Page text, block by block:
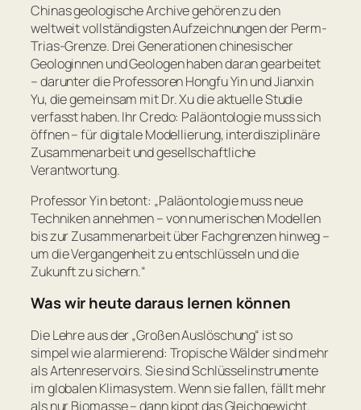
Chinas geologische Archive gehören zu den
weltweit vollständigsten Aufzeichnungen der Perm-
Trias-Grenze. Drei Generationen chinesischer
Geologinnen und Geologen haben daran gearbeitet
– darunter die Professoren Hongfu Yin und Jianxin
Yu, die gemeinsam mit Dr. Xu die aktuelle Studie
verfasst haben. Ihr Credo: Paläontologie muss sich
öffnen – für digitale Modellierung, interdisziplinäre
Zusammenarbeit und gesellschaftliche
Verantwortung.
Professor Yin betont: „Paläontologie muss neue
Techniken annehmen – von numerischen Modellen
bis zur Zusammenarbeit über Fachgrenzen hinweg –
um die Vergangenheit zu entschlüsseln und die
Zukunft zu sichern.“
Was wir heute daraus lernen können
Die Lehre aus der „Großen Auslöschung“ ist so
simpel wie alarmierend: Tropische Wälder sind mehr
als Artenreservoirs. Sie sind Schlüsselinstrumente
im globalen Klimasystem. Wenn sie fallen, fällt mehr
als nur Biomasse – dann kippt das Gleichgewicht.